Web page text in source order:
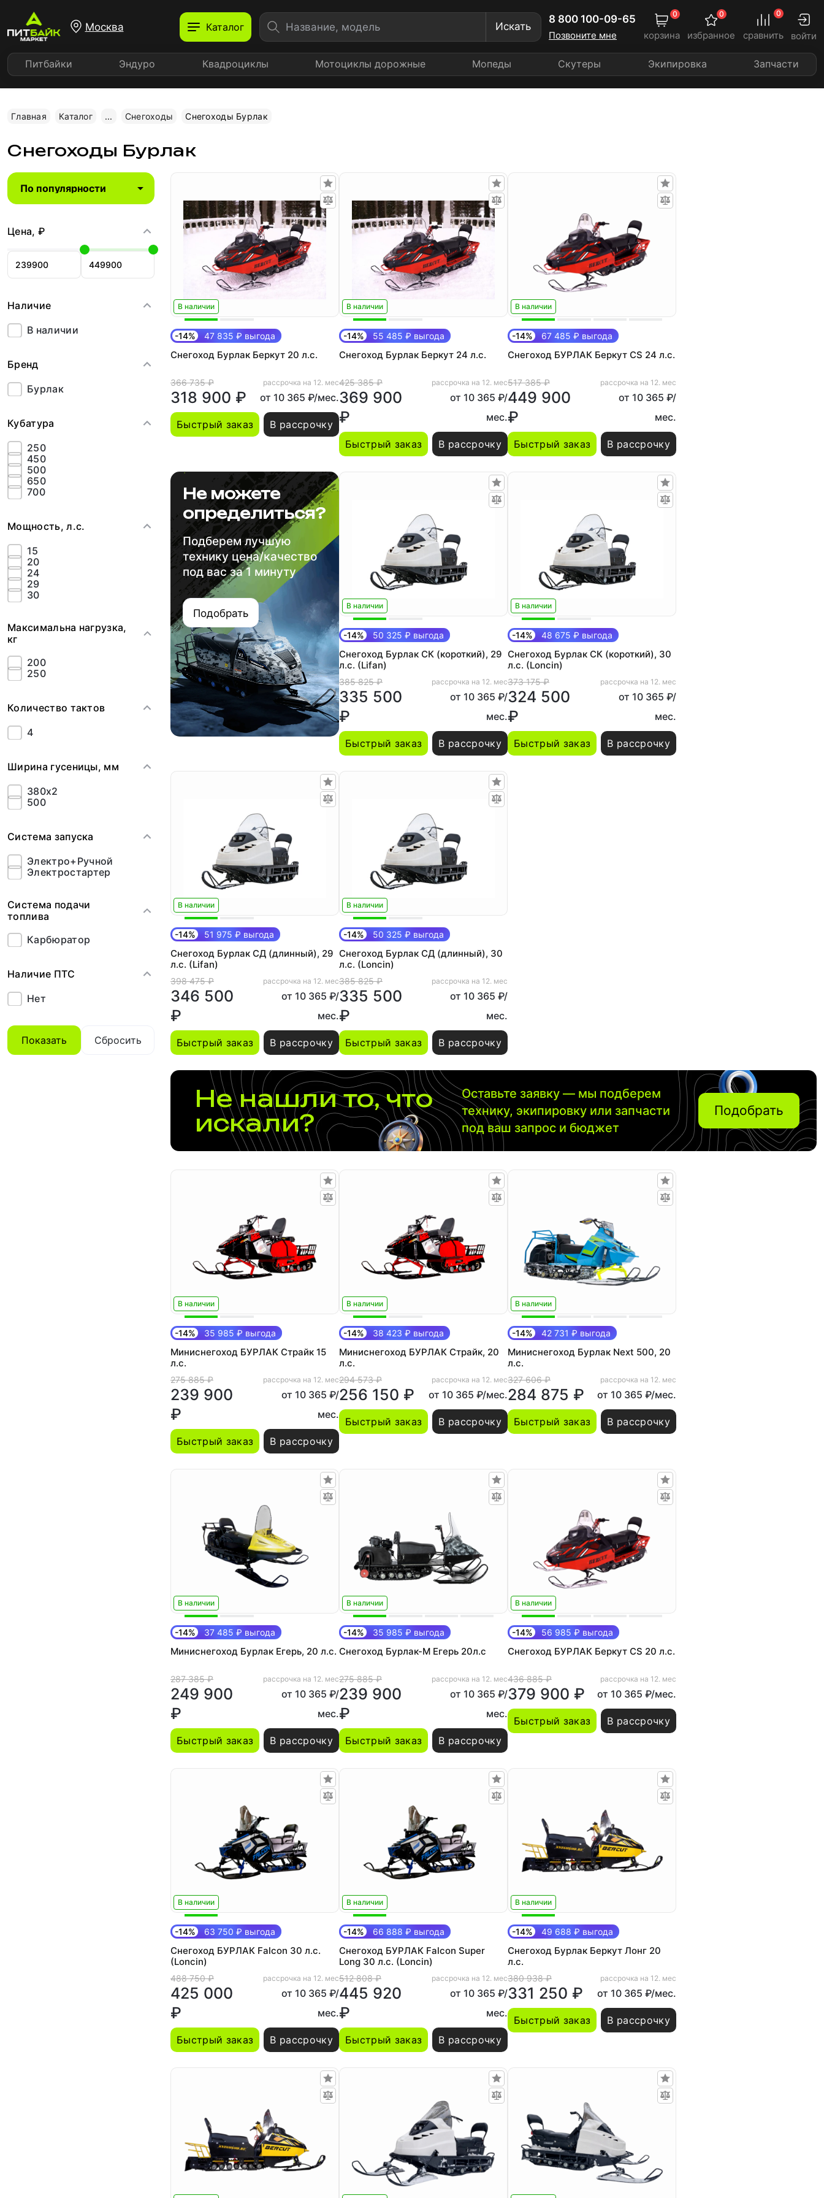
Москва Каталог Искать
8 800 100-09-65
Позвоните мне корзина
0
избранное
0
сравнить
0
войти
Питбайки Эндуро Квадроциклы Мотоциклы дорожные Мопеды Скутеры Экипировка Запчасти
Главная Каталог ... Снегоходы Снегоходы Бурлак
Снегоходы Бурлак
Цена, ₽
Наличие
В наличии
Бренд
Бурлак
Кубатура
250
450
500
650
700
Мощность, л.с.
15
20
24
29
30
Максимальна нагрузка,
кг
200
250
Количество тактов
4
Ширина гусеницы, мм
380х2
500
Система запуска
Электро+Ручной
Электростартер
Система подачи
топлива
Карбюратор
Наличие ПТС
Нет
Показать Сбросить
В наличии
-14% 47 835 ₽ выгода
Снегоход Бурлак Беркут 20 л.с.
366 735 ₽
318 900 ₽
рассрочка на 12. мес
от 10 365 ₽/мес.
Быстрый заказ В рассрочку
В наличии
-14% 55 485 ₽ выгода
Снегоход Бурлак Беркут 24 л.с.
425 385 ₽
369 900
₽
рассрочка на 12. мес
от 10 365 ₽/
мес.
Быстрый заказ В рассрочку
В наличии
-14% 67 485 ₽ выгода
Снегоход БУРЛАК Беркут CS 24 л.с.
517 385 ₽
449 900
₽
рассрочка на 12. мес
от 10 365 ₽/
мес.
Быстрый заказ В рассрочку
Не можете
определиться?
Подберем лучшую
технику цена/качество
под вас за 1 минуту
Подобрать
В наличии
-14% 50 325 ₽ выгода
Снегоход Бурлак СК (короткий), 29
л.с. (Lifan)
385 825 ₽
335 500
₽
рассрочка на 12. мес
от 10 365 ₽/
мес.
Быстрый заказ В рассрочку
В наличии
-14% 48 675 ₽ выгода
Снегоход Бурлак СК (короткий), 30
л.с. (Loncin)
373 175 ₽
324 500
₽
рассрочка на 12. мес
от 10 365 ₽/
мес.
Быстрый заказ В рассрочку
В наличии
-14% 51 975 ₽ выгода
Снегоход Бурлак СД (длинный), 29
л.с. (Lifan)
398 475 ₽
346 500
₽
рассрочка на 12. мес
от 10 365 ₽/
мес.
Быстрый заказ В рассрочку
В наличии
-14% 50 325 ₽ выгода
Снегоход Бурлак СД (длинный), 30
л.с. (Loncin)
385 825 ₽
335 500
₽
рассрочка на 12. мес
от 10 365 ₽/
мес.
Быстрый заказ В рассрочку
Не нашли то, что
искали?
Оставьте заявку — мы подберем
технику, экипировку или запчасти
под ваш запрос и бюджет
Подобрать
В наличии
-14% 35 985 ₽ выгода
Миниснегоход БУРЛАК Страйк 15
л.с.
275 885 ₽
239 900
₽
рассрочка на 12. мес
от 10 365 ₽/
мес.
Быстрый заказ В рассрочку
В наличии
-14% 38 423 ₽ выгода
Миниснегоход БУРЛАК Страйк, 20
л.с.
294 573 ₽
256 150 ₽
рассрочка на 12. мес
от 10 365 ₽/мес.
Быстрый заказ В рассрочку
В наличии
-14% 42 731 ₽ выгода
Миниснегоход Бурлак Next 500, 20
л.с.
327 606 ₽
284 875 ₽
рассрочка на 12. мес
от 10 365 ₽/мес.
Быстрый заказ В рассрочку
В наличии
-14% 37 485 ₽ выгода
Миниснегоход Бурлак Егерь, 20 л.с.
287 385 ₽
249 900
₽
рассрочка на 12. мес
от 10 365 ₽/
мес.
Быстрый заказ В рассрочку
В наличии
-14% 35 985 ₽ выгода
Снегоход Бурлак-М Егерь 20л.с
275 885 ₽
239 900
₽
рассрочка на 12. мес
от 10 365 ₽/
мес.
Быстрый заказ В рассрочку
В наличии
-14% 56 985 ₽ выгода
Снегоход БУРЛАК Беркут CS 20 л.с.
436 885 ₽
379 900 ₽
рассрочка на 12. мес
от 10 365 ₽/мес.
Быстрый заказ В рассрочку
В наличии
-14% 63 750 ₽ выгода
Снегоход БУРЛАК Falcon 30 л.с.
(Loncin)
488 750 ₽
425 000
₽
рассрочка на 12. мес
от 10 365 ₽/
мес.
Быстрый заказ В рассрочку
В наличии
-14% 66 888 ₽ выгода
Снегоход БУРЛАК Falcon Super
Long 30 л.с. (Loncin)
512 808 ₽
445 920
₽
рассрочка на 12. мес
от 10 365 ₽/
мес.
Быстрый заказ В рассрочку
В наличии
-14% 49 688 ₽ выгода
Снегоход Бурлак Беркут Лонг 20
л.с.
380 938 ₽
331 250 ₽
рассрочка на 12. мес
от 10 365 ₽/мес.
Быстрый заказ В рассрочку